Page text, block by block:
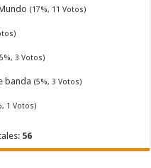
(17%, 11 Votos)
3 Votos)
banda (5%, 3 Votos)
1 Votos)
56